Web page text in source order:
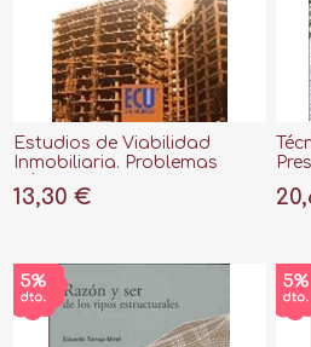
Estudios de Viabilidad
Inmobiliaria. Problemas
13,30 €